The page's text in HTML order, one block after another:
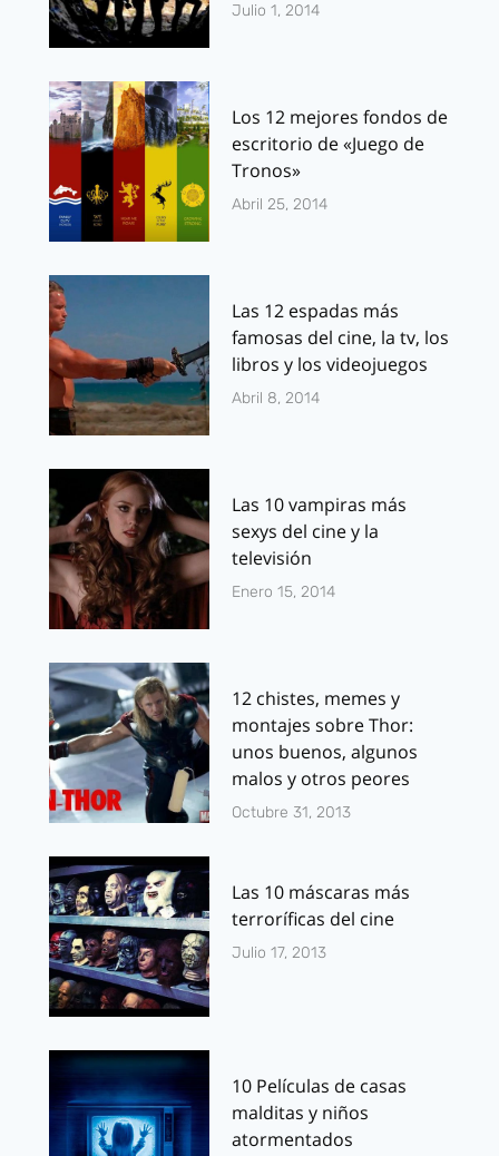
Julio 1, 2014
Los 12 mejores fondos de
escritorio de «Juego de
Tronos»
Abril 25, 2014
Las 12 espadas más
famosas del cine, la tv, los
libros y los videojuegos
Abril 8, 2014
Las 10 vampiras más
sexys del cine y la
televisión
Enero 15, 2014
12 chistes, memes y
montajes sobre Thor:
unos buenos, algunos
malos y otros peores
Octubre 31, 2013
Las 10 máscaras más
terroríficas del cine
Julio 17, 2013
10 Películas de casas
malditas y niños
atormentados